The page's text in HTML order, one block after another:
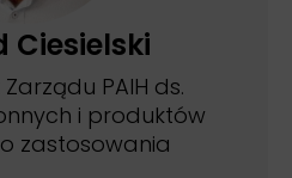
Ciesielski
PAIH ds.
i produktów
zastosowania